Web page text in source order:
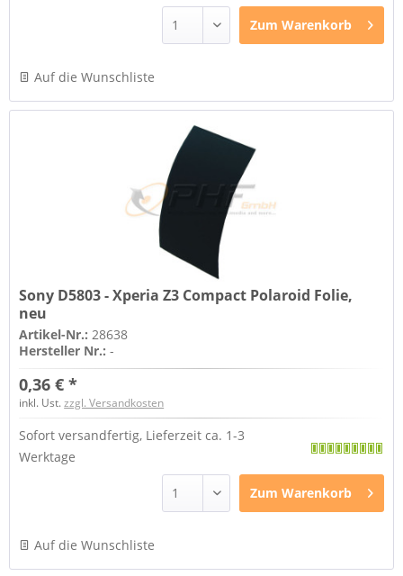
Zum Warenkorb
Auf die Wunschliste
Sony D5803 - Xperia Z3 Compact Polaroid Folie,
neu
Artikel-Nr.: 28638
Hersteller Nr.:-
0,36 € *
inkl. Ust.zzgl. Versandkosten
Sofort versandfertig, Lieferzeit ca. 1-3
Werktage
Zum Warenkorb
Auf die Wunschliste